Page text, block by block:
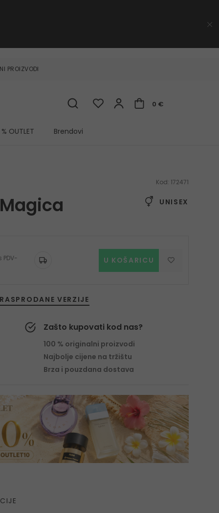
PROIZVODI
0 €
% OUTLET Brendovi
Kod: 172471
UNISEX
PDV-
U KOŠARICU
VERZIJE
Zašto kupovati kod nas?
100 % originalni proizvodi
Najbolje cijene na tržištu
Brza i pouzdana dostava